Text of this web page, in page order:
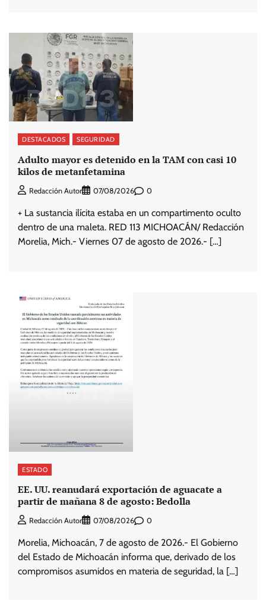
DESTACADOS SEGURIDAD
Adulto mayor es detenido en la TAM con casi 10
kilos de metanfetamina
Redacción Autor 07/08/2026 0
+ La sustancia ilícita estaba en un compartimento oculto
dentro de una maleta. RED 113 MICHOACÁN/ Redacción
Morelia, Mich.- Viernes 07 de agosto de 2026.- […]
ESTADO
EE. UU. reanudará exportación de aguacate a
partir de mañana 8 de agosto: Bedolla
Redacción Autor 07/08/2026 0
Morelia, Michoacán, 7 de agosto de 2026.- El Gobierno
del Estado de Michoacán informa que, derivado de los
compromisos asumidos en materia de seguridad, la […]